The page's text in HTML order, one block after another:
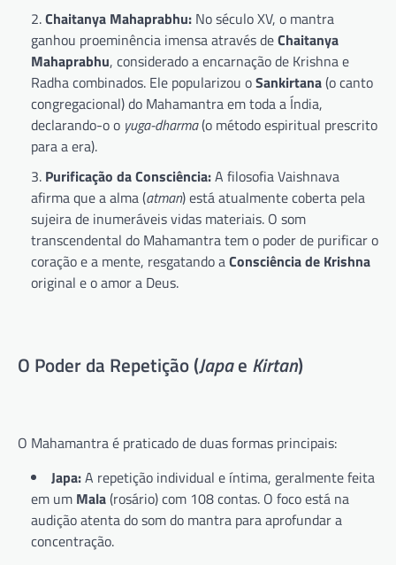
Chaitanya Mahaprabhu: No século XV, o mantra
ganhou proeminência imensa através deChaitanya
Mahaprabhu, considerado a encarnação de Krishna e
Radha combinados. Ele popularizou oSankirtana(o canto
congregacional) do Mahamantra em toda a Índia,
declarando-o o yuga-dharma(o método espiritual prescrito
para a era).
Purificação da Consciência:A filosofia Vaishnava
afirma que a alma (atman) está atualmente coberta pela
sujeira de inumeráveis vidas materiais. O som
transcendental do Mahamantra tem o poder de purificar o
coração e a mente, resgatando aConsciência de Krishna
original e o amor a Deus.
O Poder da Repetição (Japae Kirtan)
O Mahamantra é praticado de duas formas principais:
Japa:A repetição individual e íntima, geralmente feita
em um Mala(rosário) com 108 contas. O foco está na
audição atenta do som do mantra para aprofundar a
concentração.